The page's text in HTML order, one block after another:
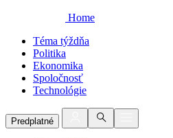
Home
Téma týždňa
Politika
Ekonomika
Spoločnosť
Technológie
Predplatné